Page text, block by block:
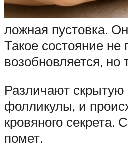
ложная пустовка.
Такое состояние не
возобновляется, но
Различают
фолликулы, и
кровяного секрета.
помет.